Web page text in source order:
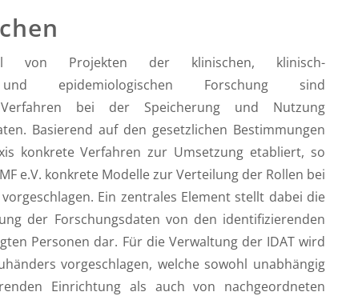
von Projekten der klinischen, klinisch-
und epidemiologischen Forschung sind
Verfahren bei der Speicherung und Nutzung
Basierend auf den gesetzlichen Bestimmungen
konkrete Verfahren zur Umsetzung etabliert, so
e.V. konkrete Modelle zur Verteilung der Rollen bei
Ein zentrales Element stellt dabei die
der Forschungsdaten von den identifizierenden
Personen dar. Für die Verwaltung der IDAT wird
vorgeschlagen, welche sowohl unabhängig
Einrichtung als auch von nachgeordneten